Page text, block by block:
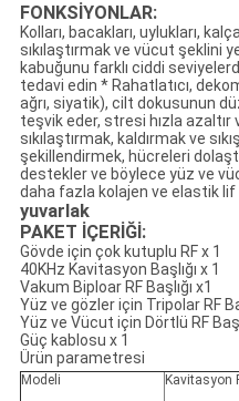
FONKSİYONLAR:
Kolları, bacakları, uylukları,
sıkılaştırmak ve vücut şeklini
kabuğunu farklı ciddi
tedavi edin * Rahatlatıcı,
ağrı, siyatik), cilt dokusunun
teşvik eder, stresi hızla azaltır
sıkılaştırmak, kaldırmak ve
şekillendirmek, hücreleri
destekler ve böylece yüz ve
daha fazla kolajen ve elastik lif
yuvarlak
PAKET İÇERİĞİ:
Gövde için çok kutuplu RF x 1
40KHz Kavitasyon Başlığı x 1
Vakum Biploar RF Başlığı x1
Yüz ve gözler için Tripolar RF
Yüz ve Vücut için Dörtlü RF
Güç kablosu x 1
Ürün parametresi
Modeli
Kavitasyon